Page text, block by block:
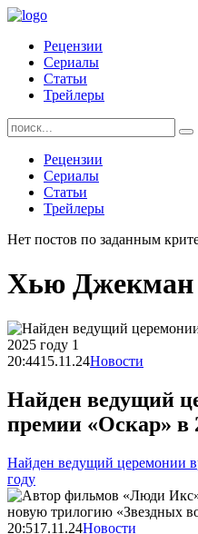
Skip
contentРецензии
Сериалы
Статьи
Трейлеры
Найти:
Рецензии
Сериалы
Статьи
Трейлеры
Нет постов по заданным
Хью Джекман
20:4415.11.24Новости
Найден ведущий
премии «Оскар» в
Найден ведущий церемонии
году
20:51 7.11.24Новости